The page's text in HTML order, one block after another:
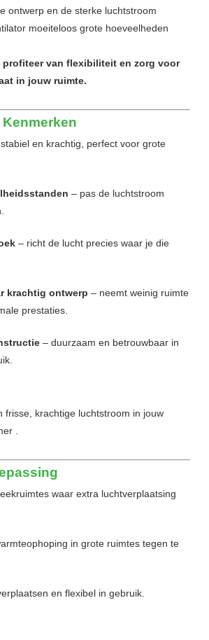
ontwerp en de sterke luchtstroom
moeiteloos grote hoeveelheden
profiteer van flexibiliteit en zorg voor
in jouw ruimte.
en krachtig, perfect voor grote
– pas de luchtstroom
– richt de lucht precies waar je die
krachtig ontwerp – neemt weinig ruimte
prestaties.
– duurzaam en betrouwbaar in
frisse, krachtige luchtstroom in jouw
.
waar extra luchtverplaatsing
in grote ruimtes tegen te
en flexibel in gebruik.